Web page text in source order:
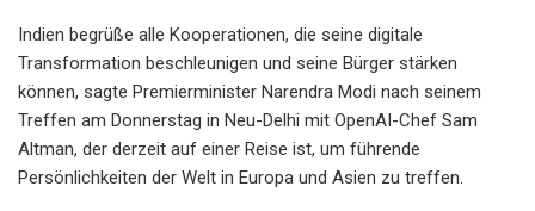
Indien begrüße alle Kooperationen, die seine digitale
Transformation beschleunigen und seine Bürger stärken
können, sagte Premierminister Narendra Modi nach seinem
Treffen am Donnerstag in Neu-Delhi mit OpenAI-Chef Sam
Altman, der derzeit auf einer Reise ist, um führende
Persönlichkeiten der Welt in Europa und Asien zu treffen.